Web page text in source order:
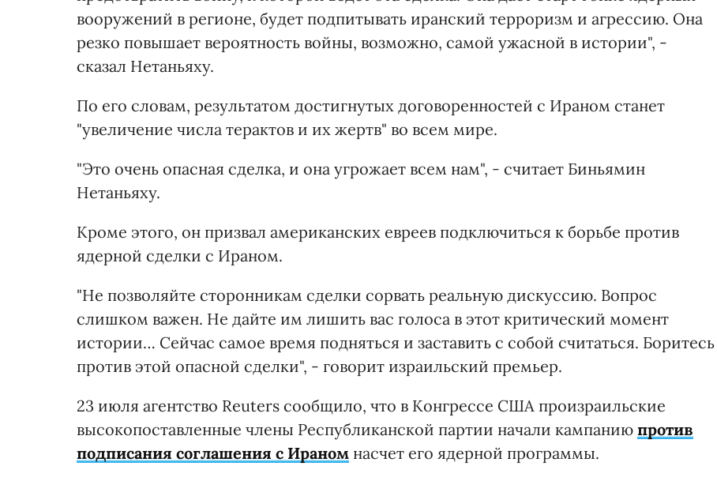
вооружений в регионе, будет подпитывать иранский терроризм и агрессию. Она
резко повышает вероятность войны, возможно, самой ужасной в истории", -
сказал Нетаньяху.
По его словам, результатом достигнутых договоренностей с Ираном станет
"увеличение числа терактов и их жертв" во всем мире.
"Это очень опасная сделка, и она угрожает всем нам", - считает Биньямин
Нетаньяху.
Кроме этого, он призвал американских евреев подключиться к борьбе против
ядерной сделки с Ираном.
"Не позволяйте сторонникам сделки сорвать реальную дискуссию. Вопрос
слишком важен. Не дайте им лишить вас голоса в этот критический момент
истории… Сейчас самое время подняться и заставить с собой считаться. Боритесь
против этой опасной сделки", - говорит израильский премьер.
23 июля агентство Reuters сообщило, что в Конгрессе США произраильские
высокопоставленные члены Республиканской партии начали кампанию против
подписания соглашения с Ираном насчет его ядерной программы.